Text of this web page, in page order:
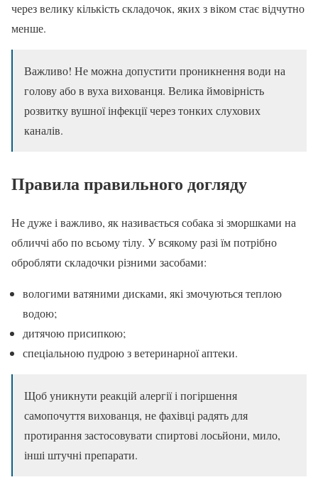
через велику кількість складочок, яких з віком стає відчутно
менше.
Важливо! Не можна допустити проникнення води на
голову або в вуха вихованця. Велика ймовірність
розвитку вушної інфекції через тонких слухових
каналів.
Правила правильного догляду
Не дуже і важливо, як називається собака зі зморшками на
обличчі або по всьому тілу. У всякому разі їм потрібно
обробляти складочки різними засобами:
вологими ватяними дисками, які змочуються теплою
водою;
дитячою присипкою;
спеціальною пудрою з ветеринарної аптеки.
Щоб уникнути реакцій алергії і погіршення
самопочуття вихованця, не фахівці радять для
протирання застосовувати спиртові лосьйони, мило,
інші штучні препарати.